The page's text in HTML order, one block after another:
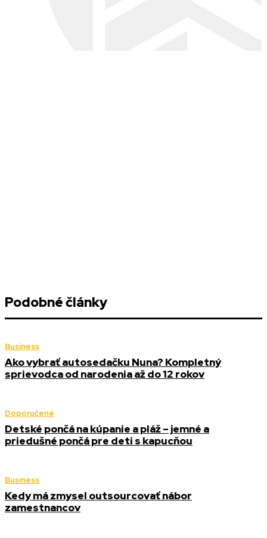
Podobné články
Business
Ako vybrať autosedačku Nuna? Kompletný
sprievodca od narodenia až do 12 rokov
Doporučené
Detské pončá na kúpanie a pláž – jemné a
priedušné pončá pre deti s kapucňou
Business
Kedy má zmysel outsourcovať nábor
zamestnancov